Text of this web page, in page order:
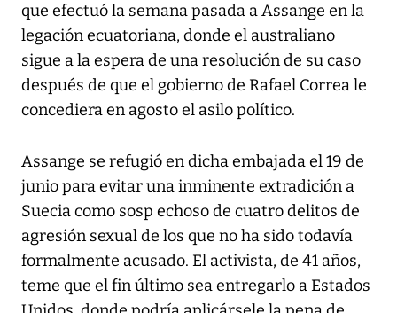
que efectuó la semana pasada a Assange en la
legación ecuatoriana, donde el australiano
sigue a la espera de una resolución de su caso
después de que el gobierno de Rafael Correa le
concediera en agosto el asilo político.
Assange se refugió en dicha embajada el 19 de
junio para evitar una inminente extradición a
Suecia como sosp echoso de cuatro delitos de
agresión sexual de los que no ha sido todavía
formalmente acusado. El activista, de 41 años,
teme que el fin último sea entregarlo a Estados